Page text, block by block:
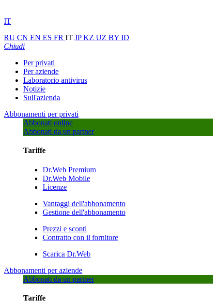
IT
RU CN EN ES FR IT JPKZ UZ BY ID
Chiudi
Per privati
Per aziende
Laboratorio antivirus
Notizie
Sull'azienda
Abbonamenti per privati
Abbonati online
Abbonati da un partner
Tariffe
Dr.Web Premium
Dr.Web Mobile
Licenze
Vantaggi dell'abbonamento
Gestione dell'abbonamento
Prezzi e sconti
Contratto con il fornitore
Scarica Dr.Web
Abbonamenti per aziende
Abbonati da un partner
Tariffe